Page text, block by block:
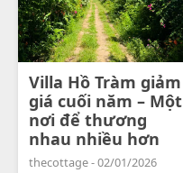
Villa Hồ Tràm giảm
giá cuối năm – Một
nơi để thương
nhau nhiều hơn
thecottage - 02/01/2026